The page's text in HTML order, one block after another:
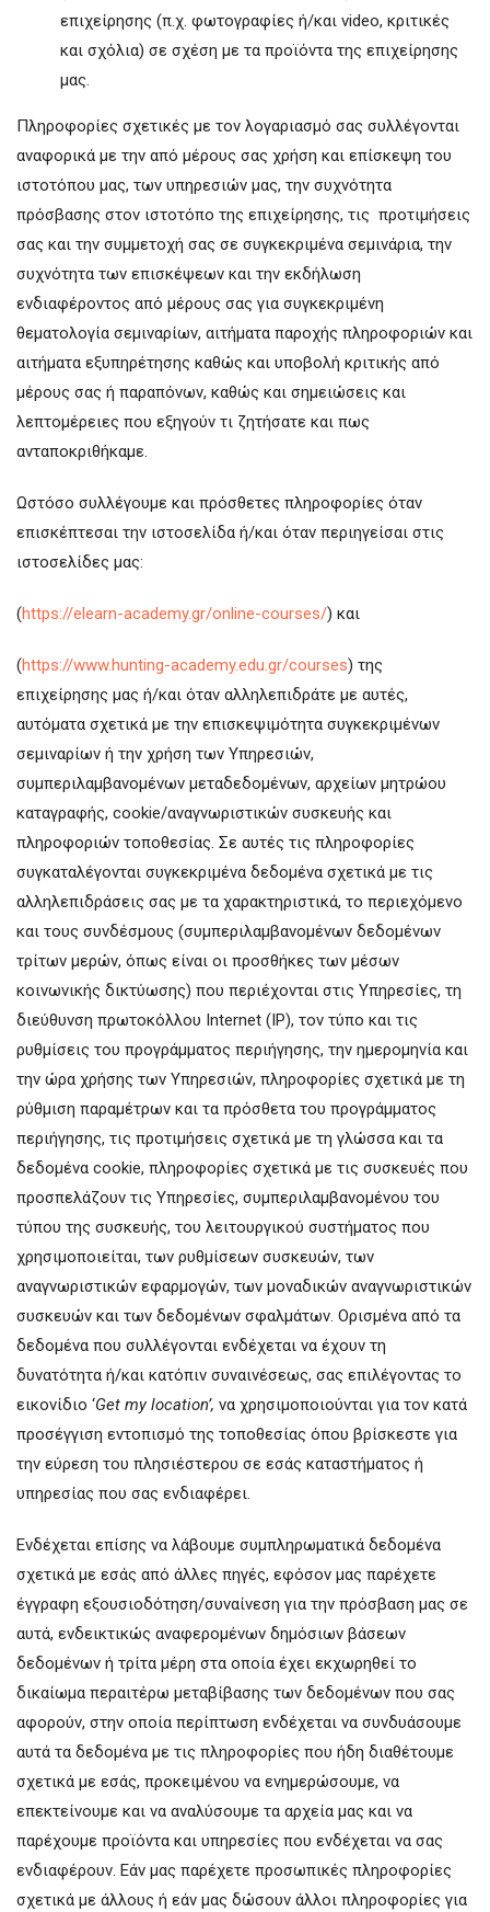
επιχείρησης (π.χ. φωτογραφίες ή/και video, κριτικές
και σχόλια) σε σχέση με τα προϊόντα της επιχείρησης
μας.
Πληροφορίες σχετικές με τον λογαριασμό σας συλλέγονται
αναφορικά με την από μέρους σας χρήση και επίσκεψη του
ιστοτόπου μας, των υπηρεσιών μας, την συχνότητα
πρόσβασης στον ιστοτόπο της επιχείρησης, τις προτιμήσεις
σας και την συμμετοχή σας σε συγκεκριμένα σεμινάρια, την
συχνότητα των επισκέψεων και την εκδήλωση
ενδιαφέροντος από μέρους σας για συγκεκριμένη
θεματολογία σεμιναρίων, αιτήματα παροχής πληροφοριών και
αιτήματα εξυπηρέτησης καθώς και υποβολή κριτικής από
μέρους σας ή παραπόνων, καθώς και σημειώσεις και
λεπτομέρειες που εξηγούν τι ζητήσατε και πως
ανταποκριθήκαμε.
Ωστόσο συλλέγουμε και πρόσθετες πληροφορίες όταν
επισκέπτεσαι την ιστοσελίδα ή/και όταν περιηγείσαι στις
ιστοσελίδες μας:
(https://elearn-academy.gr/online-courses/) και
(https://www.hunting-academy.edu.gr/courses) της
επιχείρησης μας ή/και όταν αλληλεπιδράτε με αυτές,
αυτόματα σχετικά με την επισκεψιμότητα συγκεκριμένων
σεμιναρίων ή την χρήση των Υπηρεσιών,
συμπεριλαμβανομένων μεταδεδομένων, αρχείων μητρώου
καταγραφής, cookie/αναγνωριστικών συσκευής και
πληροφοριών τοποθεσίας. Σε αυτές τις πληροφορίες
συγκαταλέγονται συγκεκριμένα δεδομένα σχετικά με τις
αλληλεπιδράσεις σας με τα χαρακτηριστικά, το περιεχόμενο
και τους συνδέσμους (συμπεριλαμβανομένων δεδομένων
τρίτων μερών, όπως είναι οι προσθήκες των μέσων
κοινωνικής δικτύωσης) που περιέχονται στις Υπηρεσίες, τη
διεύθυνση πρωτοκόλλου Internet (IP), τον τύπο και τις
ρυθμίσεις του προγράμματος περιήγησης, την ημερομηνία και
την ώρα χρήσης των Υπηρεσιών, πληροφορίες σχετικά με τη
ρύθμιση παραμέτρων και τα πρόσθετα του προγράμματος
περιήγησης, τις προτιμήσεις σχετικά με τη γλώσσα και τα
δεδομένα cookie, πληροφορίες σχετικά με τις συσκευές που
προσπελάζουν τις Υπηρεσίες, συμπεριλαμβανομένου του
τύπου της συσκευής, του λειτουργικού συστήματος που
χρησιμοποιείται, των ρυθμίσεων συσκευών, των
αναγνωριστικών εφαρμογών, των μοναδικών αναγνωριστικών
συσκευών και των δεδομένων σφαλμάτων. Ορισμένα από τα
δεδομένα που συλλέγονται ενδέχεται να έχουν τη
δυνατότητα ή/και κατόπιν συναινέσεως, σας επιλέγοντας το
εικονίδιο ‘Get my location’, να χρησιμοποιούνται για τον κατά
προσέγγιση εντοπισμό της τοποθεσίας όπου βρίσκεστε για
την εύρεση του πλησιέστερου σε εσάς καταστήματος ή
υπηρεσίας που σας ενδιαφέρει.
Ενδέχεται επίσης να λάβουμε συμπληρωματικά δεδομένα
σχετικά με εσάς από άλλες πηγές, εφόσον μας παρέχετε
έγγραφη εξουσιοδότηση/συναίνεση για την πρόσβαση μας σε
αυτά, ενδεικτικώς αναφερομένων δημόσιων βάσεων
δεδομένων ή τρίτα μέρη στα οποία έχει εκχωρηθεί το
δικαίωμα περαιτέρω μεταβίβασης των δεδομένων που σας
αφορούν, στην οποία περίπτωση ενδέχεται να συνδυάσουμε
αυτά τα δεδομένα με τις πληροφορίες που ήδη διαθέτουμε
σχετικά με εσάς, προκειμένου να ενημερώσουμε, να
επεκτείνουμε και να αναλύσουμε τα αρχεία μας και να
παρέχουμε προϊόντα και υπηρεσίες που ενδέχεται να σας
ενδιαφέρουν. Εάν μας παρέχετε προσωπικές πληροφορίες
σχετικά με άλλους ή εάν μας δώσουν άλλοι πληροφορίες για